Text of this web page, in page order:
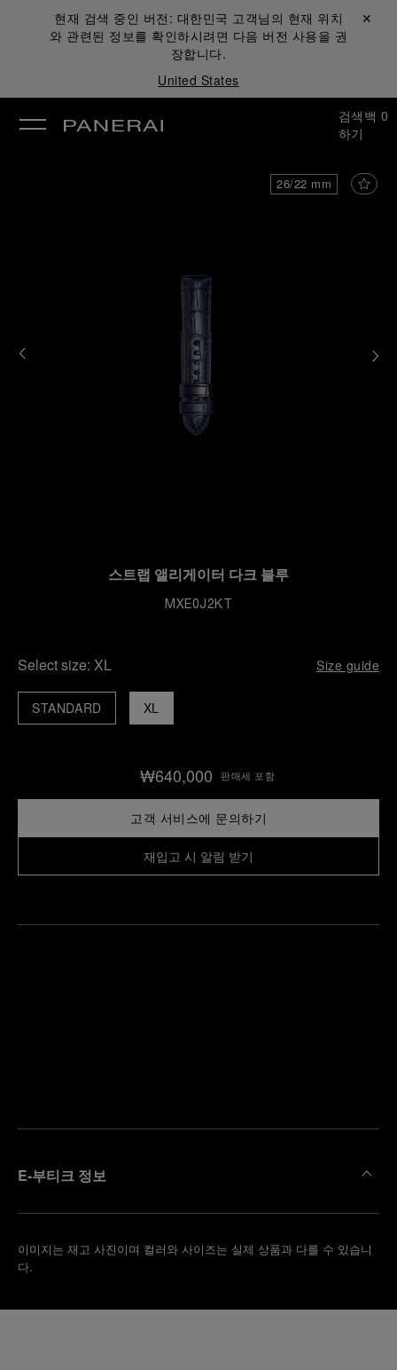
현재 검색 중인 버전: 대한민국 고객님의 현재 위치
와 관련된 정보를 확인하시려면 다음 버전 사용을 권
장합니다.
United States
닫기 ✕
검색
하기
백 0
26/22 mm
스트랩 앨리게이터 다크 블루
MXE0J2KT
Select size: XL Size guide
XL
STANDARD
₩640,000 판매세 포함
고객 서비스에 문의하기
재입고 시 알림 받기
E-부티크 정보
이미지는 재고 사진이며 컬러와 사이즈는 실제 상품과 다를 수 있습니
다.